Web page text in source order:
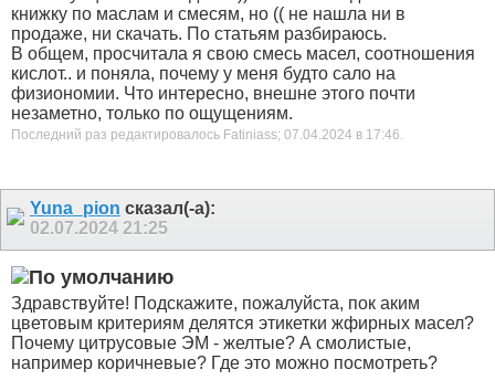
книжку по маслам и смесям, но (( не нашла ни в
продаже, ни скачать. По статьям разбираюсь.
В общем, просчитала я свою смесь масел, соотношения
кислот.. и поняла, почему у меня будто сало на
физиономии. Что интересно, внешне этого почти
незаметно, только по ощущениям.
Последний раз редактировалось Fatiniass; 07.04.2024 в 17:46.
Yuna_pion сказал(-а):
02.07.2024 21:25
Здравствуйте! Подскажите, пожалуйста, пок аким
цветовым критериям делятся этикетки жфирных масел?
Почему цитрусовые ЭМ - желтые? А смолистые,
например коричневые? Где это можно посмотреть?